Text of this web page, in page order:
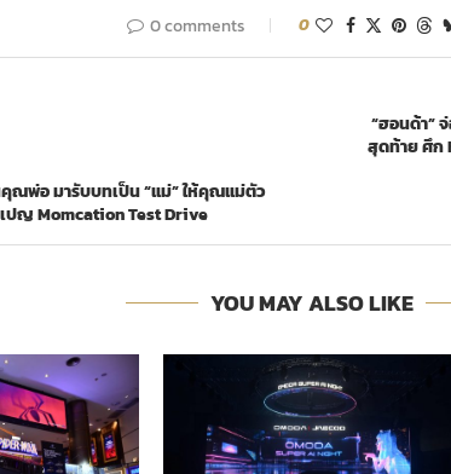
0 comments 0
ณพ่อ มารับบทเป็น “แม่” ให้คุณแม่ตัว
ปญ Momcation Test Drive
“ฮอนด้า”
สุดท้าย ศึก
YOU MAY ALSO LIKE